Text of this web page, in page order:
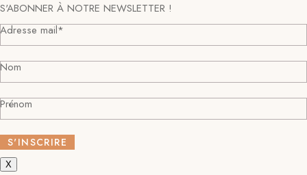
S'ABONNER À NOTRE NEWSLETTER !
Adresse mail*
Nom
Prénom
X